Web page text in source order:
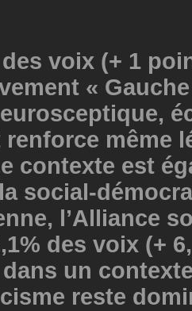
voix (+ 1
«
même
contexte est
social-
l’Alliance
des voix (+
un
reste